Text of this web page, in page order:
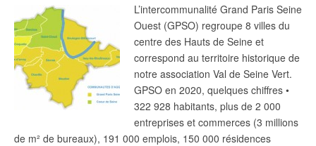
L’intercommunalité Grand Paris Seine
Ouest (GPSO) regroupe 8 villes du
centre des Hauts de Seine et
correspond au territoire historique de
notre association Val de Seine Vert.
GPSO en 2020, quelques chiffres •
322 928 habitants, plus de 2 000
entreprises et commerces (3 millions
de m² de bureaux), 191 000 emplois, 150 000 résidences